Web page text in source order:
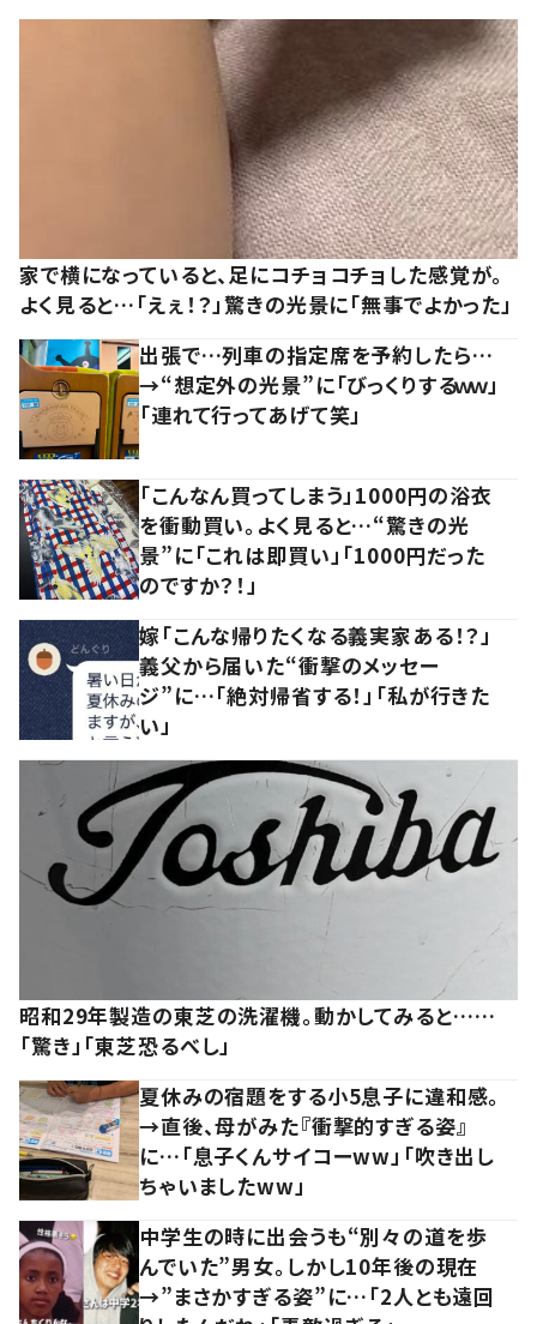
家で横になっていると、足にコチョコチョした感覚が。
よく見ると…「えぇ！？」驚きの光景に「無事でよかった」
出張で…列車の指定席を予約したら…
→“想定外の光景”に「びっくりするｗｗ」
「連れて行ってあげて笑」
「こんなん買ってしまう」1000円の浴衣
を衝動買い。よく見ると…“驚きの光
景”に「これは即買い」「1000円だった
のですか？！」
嫁「こんな帰りたくなる義実家ある！？」
義父から届いた“衝撃のメッセー
ジ”に…「絶対帰省する！」「私が行きた
い」
昭和29年製造の東芝の洗濯機。動かしてみると……
「驚き」「東芝恐るべし」
夏休みの宿題をする小5息子に違和感。
→直後、母がみた『衝撃的すぎる姿』
に…「息子くんサイコーww」「吹き出し
ちゃいましたww」
中学生の時に出会うも“別々の道を歩
んでいた”男女。しかし10年後の現在
→”まさかすぎる姿”に…「2人とも遠回